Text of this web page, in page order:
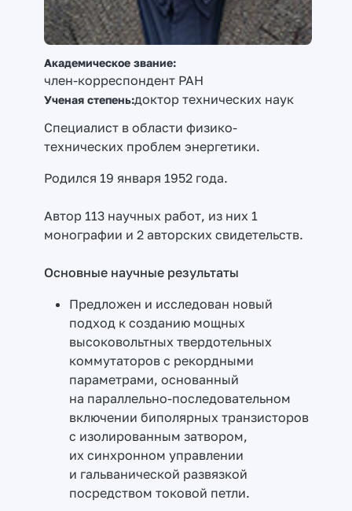
Специалист в области физико-
технических проблем энергетики.
Родился 19 января 1952 года.
Автор 113 научных работ, из них 1
монографии и 2 авторских свидетельств.
Основные научные результаты
Предложен и исследован новый
подход к созданию мощных
высоковольтных твердотельных
коммутаторов с рекордными
параметрами, основанный
на параллельно-последовательном
включении биполярных транзисторов
с изолированным затвором,
их синхронном управлении
и гальванической развязкой
посредством токовой петли.
Академическое звание:
член-корреспондент РАН
Ученая степень:доктор технических наук